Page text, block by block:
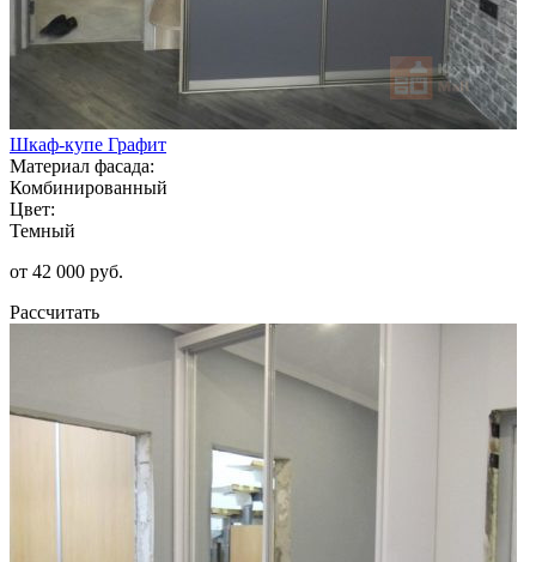
Шкаф-купе Графит
Материал фасада:
Комбинированный
Цвет:
Темный
от 42 000 руб.
Рассчитать